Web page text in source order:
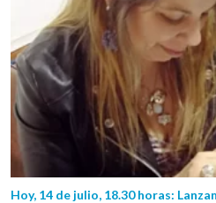
Hoy, 14 de julio, 18.30 horas: